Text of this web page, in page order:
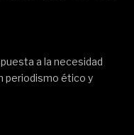
a la necesidad
periodismo ético y